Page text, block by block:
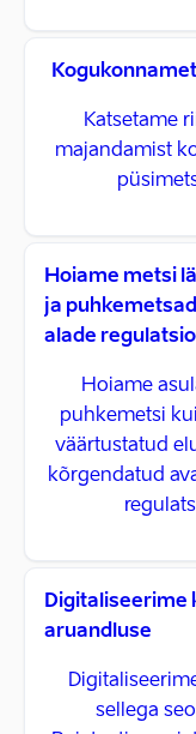
Katsetame
majandamist
Hoiame metsi
ja
alade
Hoiame
puhkemetsi
väärtustatud
kõrgendatud
Digitaliseerime
aruandluse
sellega